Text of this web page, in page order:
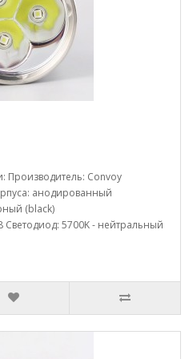
Производитель: Convoy
анодированный
(black)
5700K - нейтральный